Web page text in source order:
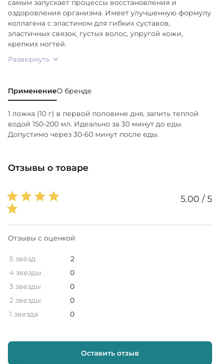
0,87 Al - 10,15 Ni - 2,17.
Жирные кислоты, мг на 1 кг: Пальмитиновая - 289
Стеариновая - 12 Олеиновая - 234 Линолевая - 27
самым запускает процессы восстановления и
оздоровления организма. Имеет улучшенную формулу
коллагена с эластином для гибких суставов,
эластичных связок, густых волос, упругой кожи,
крепких ногтей.
Развернуть
ПрименениеО бренде
1 ложка (10 г) в первой половине дня, запить теплой
водой 150-200 мл. Идеально за 30 минут до еды.
Допустимо через 30-60 минут после еды.
Отзывы о товаре
5.00 / 5
Отзывы с оценкой
5 звёзд
2
4 звезды
0
3 звезды
0
2 звезды
0
1 звезда
0
Оставить отзыв